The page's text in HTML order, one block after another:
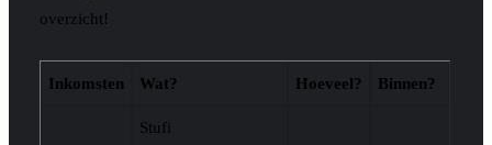
overzicht!
Inkomsten Wat? Hoeveel? Binnen?
Stufi